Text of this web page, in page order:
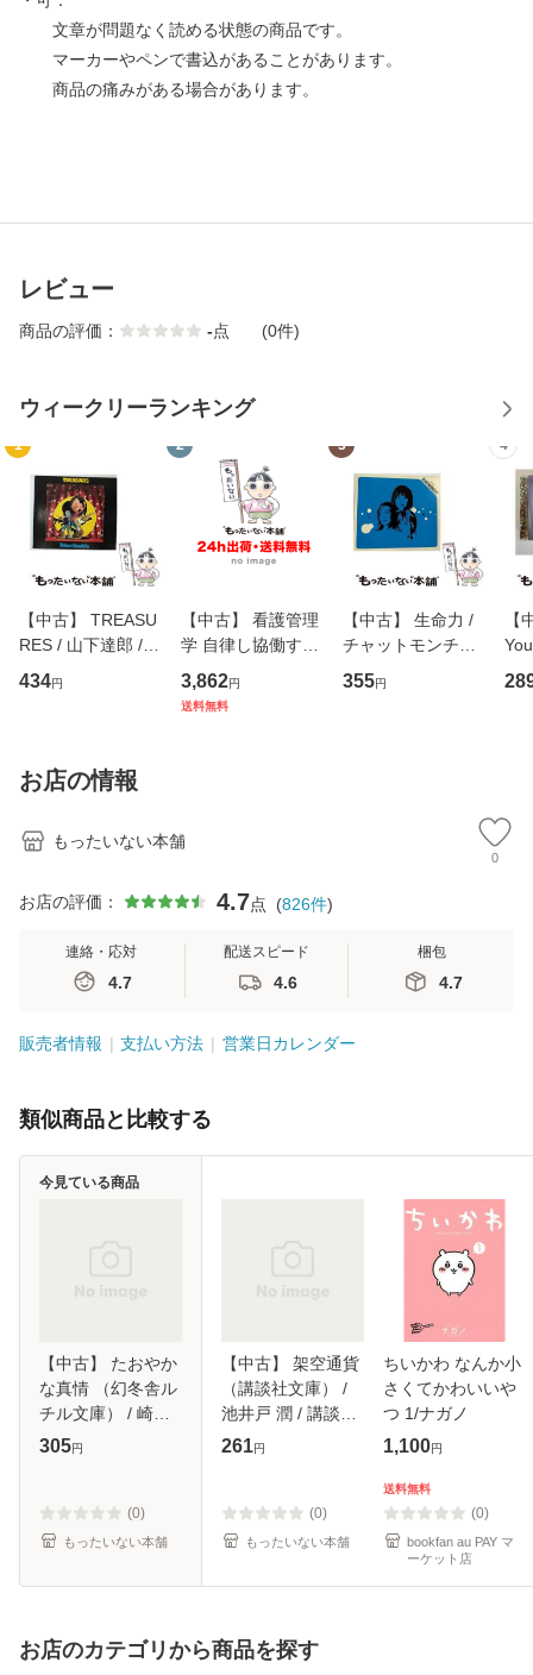
文章が問題なく読める状態の商品です。
マーカーやペンで書込があることがあります。
商品の痛みがある場合があります。
レビュー
商品の評価： -点 (0件)
ウィークリーランキング
1
【中古】 TREASU
RES / 山下達郎 /
イーストウエス
ト・ジャパン [CD]
434円
2
【中古】 看護管理
学 自律し協働する
専門職の看護マネ
ジメントスキル 改
3,862円
送料無料
3
【中古】 生命力 /
チャットモンチー /
キューンレコード
[CD]【メール便送
355円
4
【
のが
お店の情報
もったいない本舗
0
お店の評価： 4.7点 (826件)
連絡・応対
4.7
配送スピード
4.6
梱包
4.7
販売者情報 支払い方法 営業日カレンダー
類似商品と比較する
【中古】 たおやか
な真情 （幻冬舎ル
チル文庫） / 崎谷
はるひ / 幻冬舎 [文
305円
(0)
もったいない本舗
今見ている商品
【中古】 架空通貨
（講談社文庫） /
池井戸 潤 / 講談社
[文庫]【メール便送
261円
(0)
もったいない本舗
ちいかわ なんか小
さくてかわいいや
つ 1/ナガノ
1,100円
送料無料
(0)
bookfan au PAY マ
ーケット店
お店のカテゴリから商品を探す